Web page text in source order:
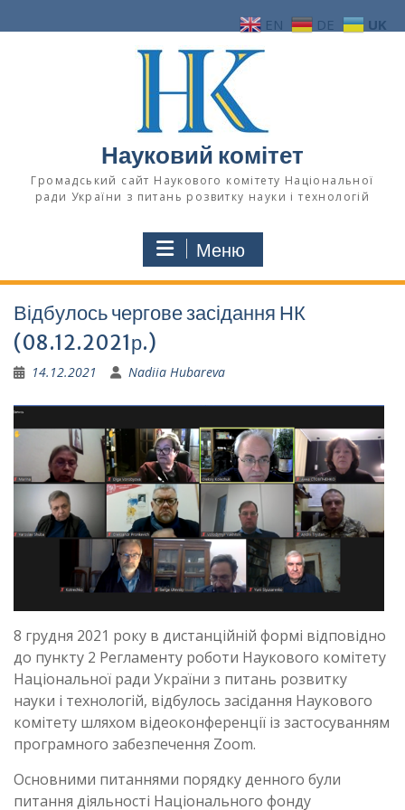
до
Науковий комітет
Громадський сайт Наукового комітету Національної
ради України з питань розвитку науки і технологій
Меню
Відбулось чергове засідання НК
(08.12.2021р.)
14.12.2021 Nadiia Hubareva
8 грудня 2021 року в дистанційній формі відповідно
до пункту 2 Регламенту роботи Наукового комітету
Національної ради України з питань розвитку
науки і технологій, відбулось засідання Наукового
комітету шляхом відеоконференції із застосуванням
програмного забезпечення Zoom.
Основними питаннями порядку денного були
питання діяльності Національного фонду
EN DE UK